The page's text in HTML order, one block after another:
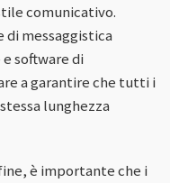
comunicativo.
messaggistica
software di
a garantire che tutti i
lunghezza
è importante che i